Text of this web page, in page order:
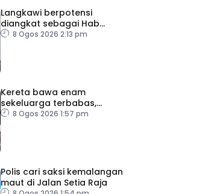
Langkawi berpotensi
diangkat sebagai Hab
Digital Art Nomad tahun
8 Ogos 2026 2:13 pm
Kereta bawa enam
sekeluarga terbabas,
pemandu maut
8 Ogos 2026 1:57 pm
Polis cari saksi kemalangan
maut di Jalan Setia Raja